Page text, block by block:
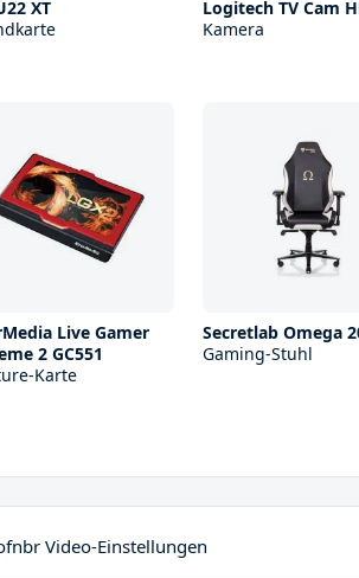
XT
Logitech TV Cam
Kamera
Live Gamer
2 GC551
Karte
Secretlab Omega
Gaming-Stuhl
Video-Einstellungen